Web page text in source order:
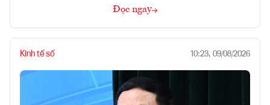
Đọc ngay
Kinh tế số 10:23, 09/08/2026